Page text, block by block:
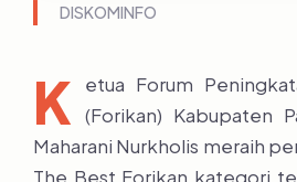
DISKOMINFO
K
etua Forum
(Forikan) Kabupaten
Maharani Nurkholis meraih
The Best Forikan kategori